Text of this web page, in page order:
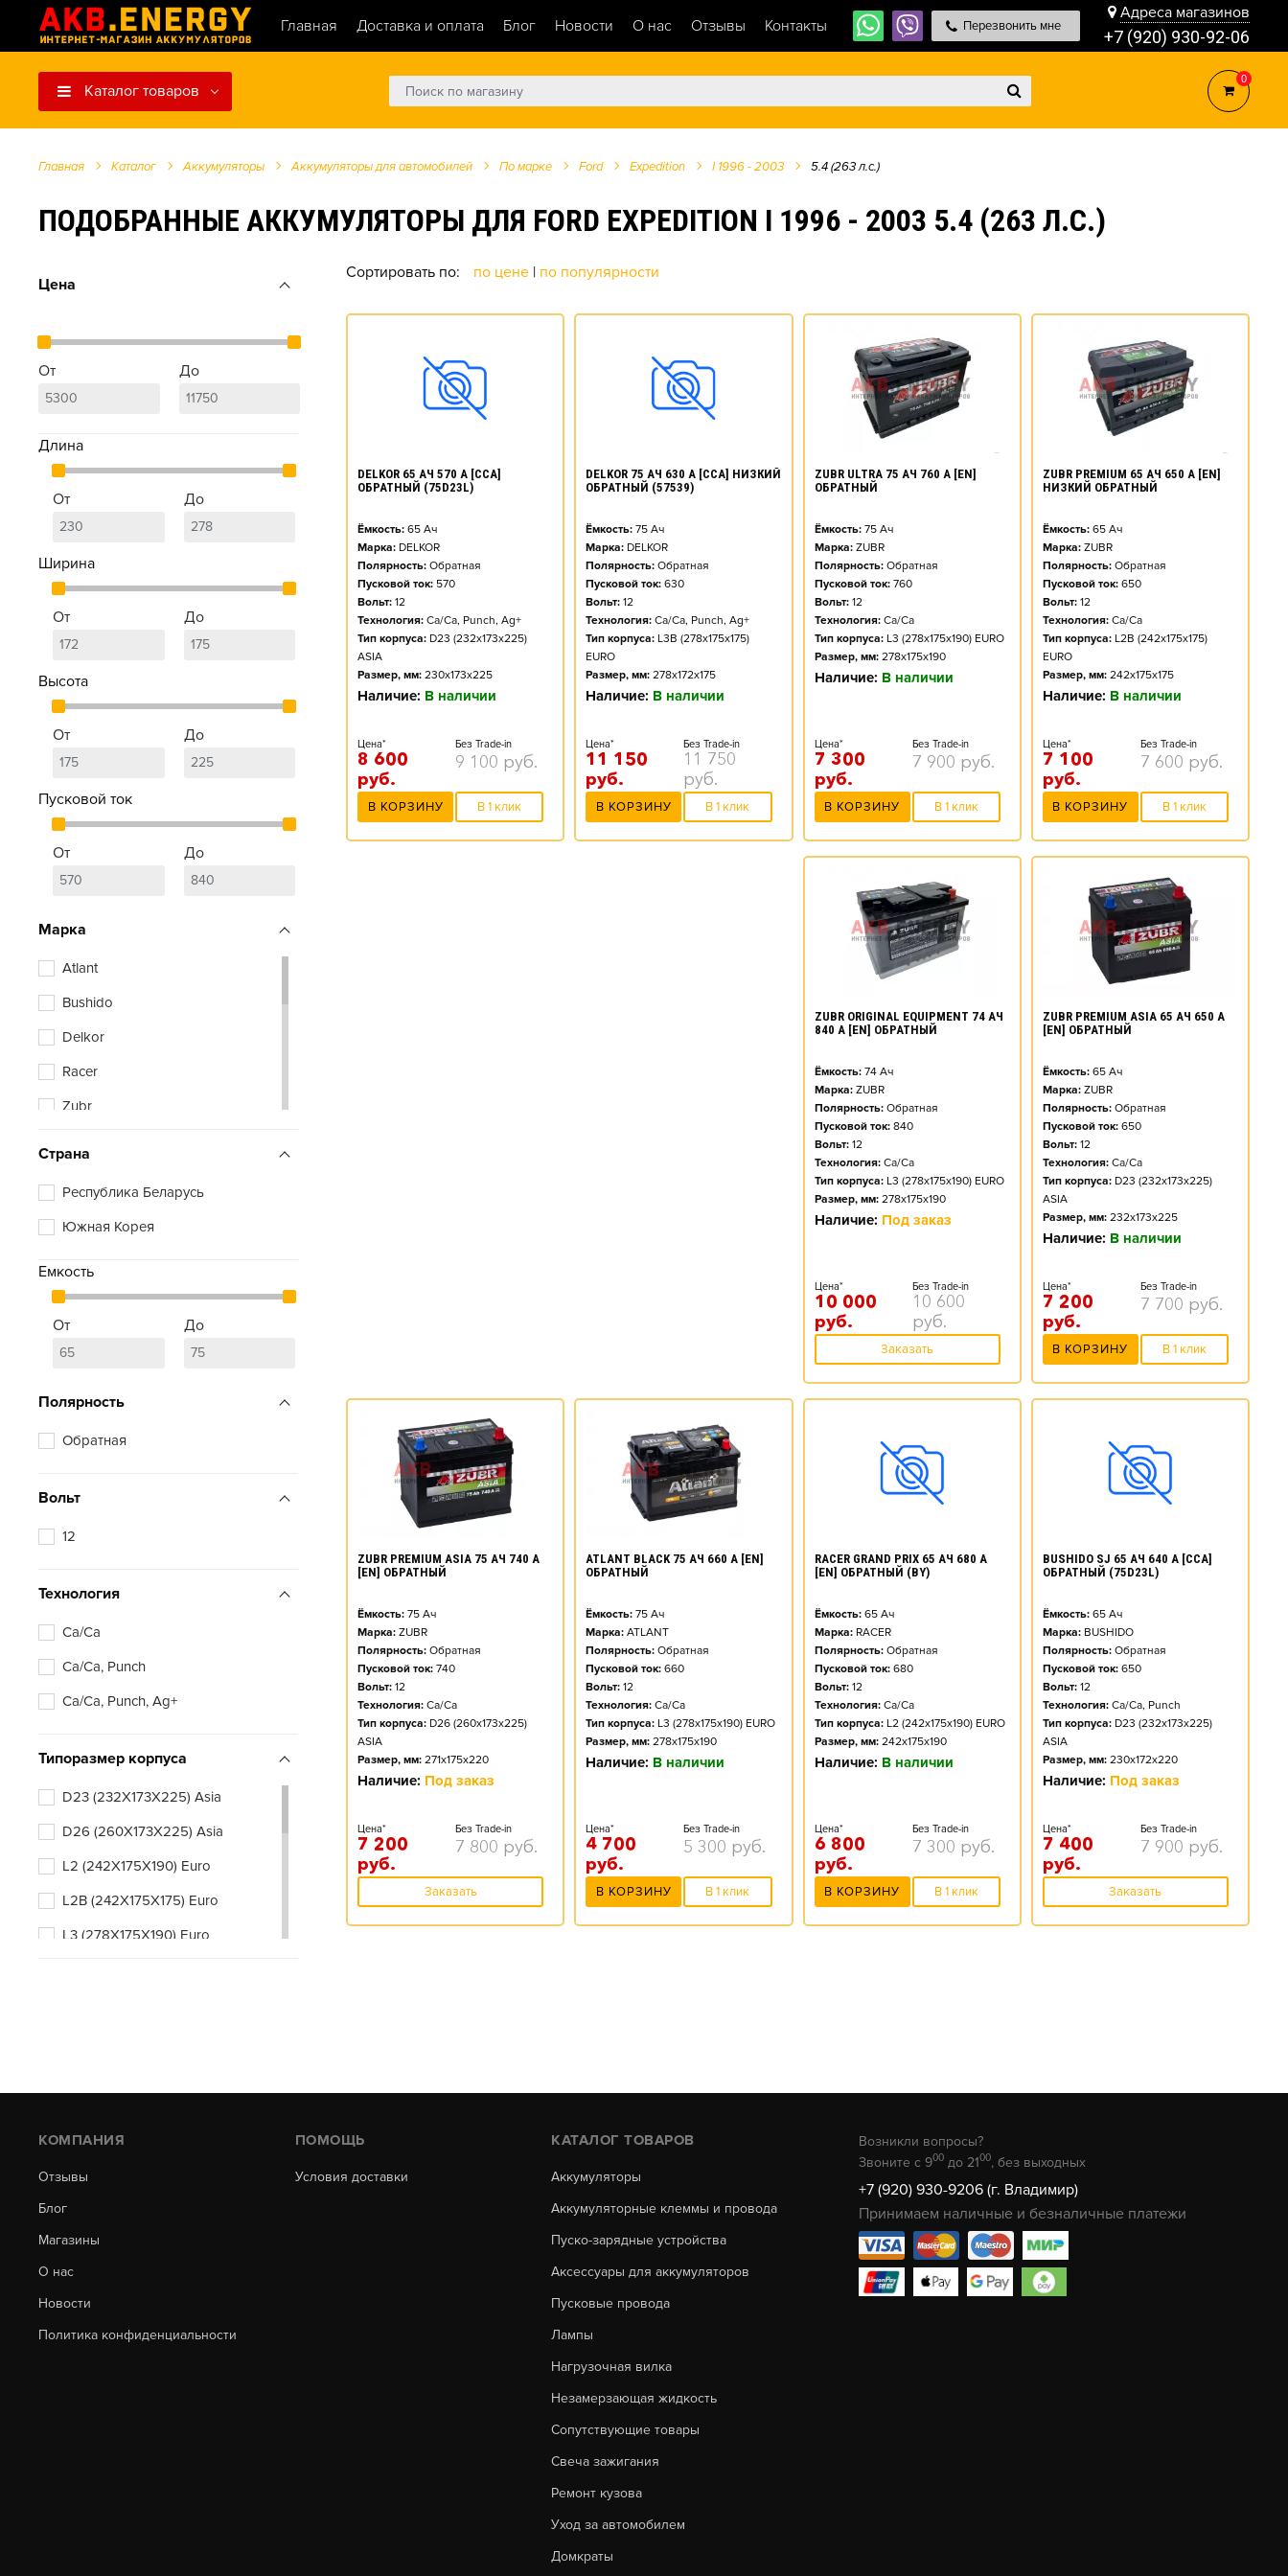
Главная Доставка и оплата Блог Новости О нас Отзывы Контакты Перезвонить мне
Адреса магазинов
+7 (920) 930-92-06
Каталог товаров
0
Главная Каталог Аккумуляторы Аккумуляторы для автомобилей По марке Ford Expedition I 1996 - 2003 5.4 (263 л.с.)
ПОДОБРАННЫЕ АККУМУЛЯТОРЫ ДЛЯ FORD EXPEDITION I 1996 - 2003 5.4 (263 Л.С.)
Цена
От До
Длина
От До
Ширина
От До
Высота
От До
Пусковой ток
От До
Марка
Atlant
Bushido
Delkor
Racer
Zubr
Страна
Республика Беларусь
Южная Корея
Емкость
От До
Полярность
Обратная
Вольт
12
Технология
Ca/Ca
Ca/Ca, Punch
Ca/Ca, Punch, Ag+
Типоразмер корпуса
D23 (232X173X225) Asia
D26 (260X173X225) Asia
L2 (242X175X190) Euro
L2B (242X175X175) Euro
L3 (278X175X190) Euro
Сортировать по: по цене | по популярности
DELKOR 65 АЧ 570 А [CCA]
ОБРАТНЫЙ (75D23L)
Ёмкость: 65 Ач
Марка: DELKOR
Полярность: Обратная
Пусковой ток: 570
Вольт: 12
Технология: Ca/Ca, Punch, Ag+
Тип корпуса: D23 (232x173x225)
ASIA
Размер, мм: 230x173x225
Наличие: В наличии
Цена*
8 600
руб.
Без Trade-in
9 100 руб.
В КОРЗИНУ В 1 клик
DELKOR 75 АЧ 630 А [CCA] НИЗКИЙ
ОБРАТНЫЙ (57539)
Ёмкость: 75 Ач
Марка: DELKOR
Полярность: Обратная
Пусковой ток: 630
Вольт: 12
Технология: Ca/Ca, Punch, Ag+
Тип корпуса: L3B (278x175x175)
EURO
Размер, мм: 278x172x175
Наличие: В наличии
Цена*
11 150
руб.
Без Trade-in
11 750
руб.
В КОРЗИНУ В 1 клик
ZUBR ULTRA 75 АЧ 760 А [EN]
ОБРАТНЫЙ
Ёмкость: 75Ач
Марка: ZUBR
Полярность: Обратная
Пусковой ток: 760
Вольт: 12
Технология: Ca/Ca
Тип корпуса: L3 (278x175x190) EURO
Размер, мм: 278x175x190
Наличие: В наличии
Цена*
7 300
руб.
Без Trade-in
7 900 руб.
В КОРЗИНУ В 1 клик
ZUBR PREMIUM 65 АЧ 650 А [EN]
НИЗКИЙ ОБРАТНЫЙ
Ёмкость: 65Ач
Марка: ZUBR
Полярность: Обратная
Пусковой ток: 650
Вольт: 12
Технология: Ca/Ca
Тип корпуса: L2B (242x175x175)
EURO
Размер, мм: 242x175x175
Наличие: В наличии
Цена*
7 100
руб.
Без Trade-in
7 600 руб.
В КОРЗИНУ В 1 клик
ZUBR ORIGINAL EQUIPMENT 74 АЧ
840 А [EN] ОБРАТНЫЙ
Ёмкость: 74Ач
Марка: ZUBR
Полярность: Обратная
Пусковой ток: 840
Вольт: 12
Технология: Ca/Ca
Тип корпуса: L3 (278x175x190) EURO
Размер, мм: 278x175x190
Наличие: Под заказ
Цена*
10 000
руб.
Без Trade-in
10 600
руб.
Заказать
ZUBR PREMIUM ASIA 65 АЧ 650 А
[EN] ОБРАТНЫЙ
Ёмкость: 65Ач
Марка: ZUBR
Полярность: Обратная
Пусковой ток: 650
Вольт: 12
Технология: Ca/Ca
Тип корпуса: D23 (232x173x225)
ASIA
Размер, мм: 232x173x225
Наличие: В наличии
Цена*
7 200
руб.
Без Trade-in
7 700 руб.
В КОРЗИНУ В 1 клик
ZUBR PREMIUM ASIA 75 АЧ 740 А
[EN] ОБРАТНЫЙ
Ёмкость: 75 Ач
Марка: ZUBR
Полярность: Обратная
Пусковой ток: 740
Вольт: 12
Технология: Ca/Ca
Тип корпуса: D26 (260x173x225)
ASIA
Размер, мм: 271x175x220
Наличие: Под заказ
Цена*
7 200
руб.
Без Trade-in
7 800 руб.
Заказать
ATLANT BLACK 75 АЧ 660 А [EN]
ОБРАТНЫЙ
Ёмкость: 75 Ач
Марка: ATLANT
Полярность: Обратная
Пусковой ток: 660
Вольт: 12
Технология: Ca/Ca
Тип корпуса: L3 (278x175x190) EURO
Размер, мм: 278x175x190
Наличие: В наличии
Цена*
4 700
руб.
Без Trade-in
5 300 руб.
В КОРЗИНУ В 1 клик
RACER GRAND PRIX 65 АЧ 680 А
[EN] ОБРАТНЫЙ (BY)
Ёмкость: 65Ач
Марка: RACER
Полярность: Обратная
Пусковой ток: 680
Вольт: 12
Технология: Ca/Ca
Тип корпуса: L2 (242x175x190) EURO
Размер, мм: 242x175x190
Наличие: В наличии
Цена*
6 800
руб.
Без Trade-in
7 300 руб.
В КОРЗИНУ В 1 клик
BUSHIDO SJ 65 АЧ 640 А [CCA]
ОБРАТНЫЙ (75D23L)
Ёмкость: 65Ач
Марка: BUSHIDO
Полярность: Обратная
Пусковой ток: 650
Вольт: 12
Технология: Ca/Ca, Punch
Тип корпуса: D23 (232x173x225)
ASIA
Размер, мм: 230x172x220
Наличие: Под заказ
Цена*
7 400
руб.
Без Trade-in
7 900 руб.
Заказать
КОМПАНИЯ
Отзывы
Блог
Магазины
О нас
Новости
Политика конфиденциальности
ПОМОЩЬ
Условия доставки
КАТАЛОГ ТОВАРОВ
Аккумуляторы
Аккумуляторные клеммы и провода
Пуско-зарядные устройства
Аксессуары для аккумуляторов
Пусковые провода
Лампы
Нагрузочная вилка
Незамерзающая жидкость
Сопутствующие товары
Свеча зажигания
Ремонт кузова
Уход за автомобилем
Домкраты
Возникли вопросы?
Звоните с 900 до 2100, без выходных
+7 (920) 930-9206 (г. Владимир)
Принимаем наличные и безналичные платежи